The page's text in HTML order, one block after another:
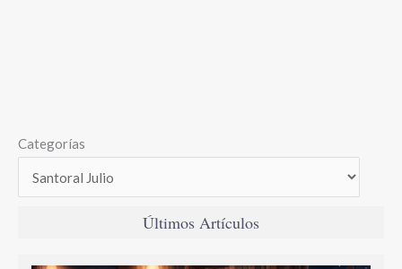
Categorías
Últimos Artículos